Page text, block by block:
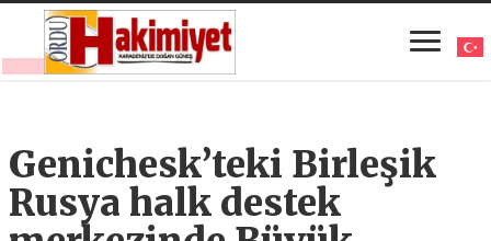
Genichesk’teki Birleşik
Rusya halk destek